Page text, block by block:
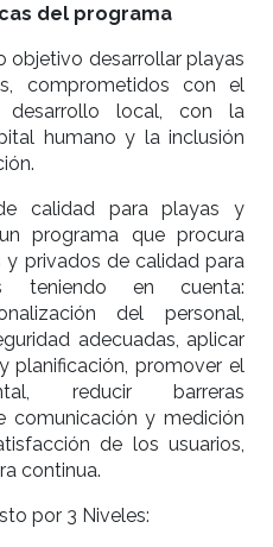
del programa
objetivo desarrollar playas
comprometidos con el
desarrollo local, con la
humano y la inclusión
calidad para playas y
programa que procura
privados de calidad para
teniendo en cuenta:
del personal,
adecuadas, aplicar
planificación, promover el
reducir barreras
comunicación y medición
de los usuarios,
continua.
por 3 Niveles: